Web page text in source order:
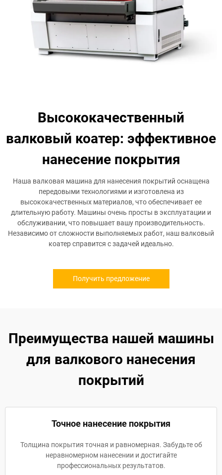
Высококачественный
валковый коатер: эффективное
нанесение покрытия
Наша валковая машина для нанесения покрытий оснащена
передовыми технологиями и изготовлена из
высококачественных материалов, что обеспечивает ее
длительную работу. Машины очень просты в эксплуатации и
обслуживании, что повышает вашу производительность.
Независимо от сложности выполняемых работ, наш валковый
коатер справится с задачей идеально.
Получить предложение
Преимущества нашей машины
для валкового нанесения
покрытий
Точное нанесение покрытия
Толщина покрытия точная и равномерная. Забудьте об
неравномерном нанесении и достигайте
профессиональных результатов.